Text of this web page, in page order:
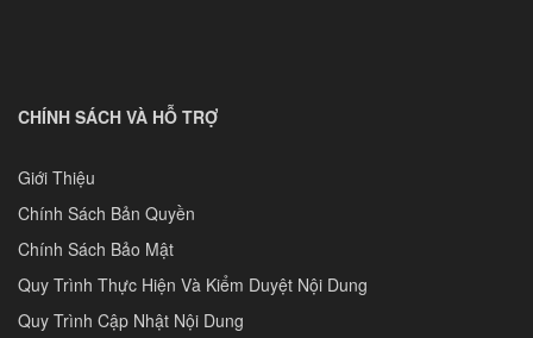
CHÍNH SÁCH VÀ HỖ TRỢ
Giới Thiệu
Chính Sách Bản Quyền
Chính Sách Bảo Mật
Quy Trình Thực Hiện Và Kiểm Duyệt Nội Dung
Quy Trình Cập Nhật Nội Dung